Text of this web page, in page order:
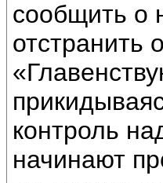
сообщить о
отстранить
контроль
начинают